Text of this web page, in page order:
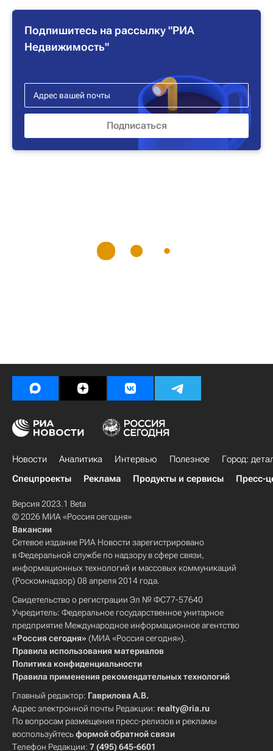
Подпишитесь на рассылку "РИА
Недвижимость"
Новости Аналитика Интервью Полезное
Город:
Спецпроекты
Реклама Продукты и сервисы Пресс-
Версия 2023.1 Beta
© 2026 МИА «Россия сегодня»
Вакансии
Сетевое издание РИА Новости зарегистрировано
в Федеральной службе по надзору в сфере связи,
информационных технологий и массовых коммуникаций
(Роскомнадзор) 08 апреля 2014 года.
Свидетельство о регистрации Эл № ФС77-57640
Учредитель: Федеральное государственное унитарное
предприятие Международное информационное агентство
«Россия сегодня» (МИА «Россия сегодня»).
Правила использования материалов
Политика конфиденциальности
Правила применения рекомендательных технологий
Главный редактор: Гаврилова А.В.
Адрес электронной почты Редакции: realty@ria.ru
По вопросам размещения пресс-релизов и рекламы
воспользуйтесьформой обратной связи
Телефон Редакции: 7 (495) 645-6601